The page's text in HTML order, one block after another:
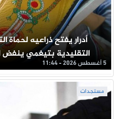
أدرار يفتح ذراعيه لحماة
التقليدية بتيغمي ينفض
5 أغسطس 2026 - 11:44
مستجدات